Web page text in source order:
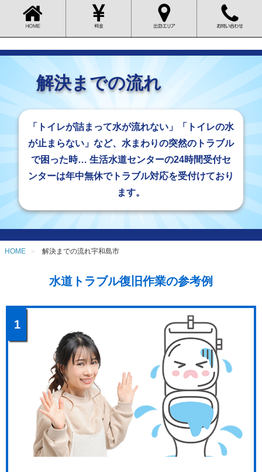
解決までの流れ
「トイレが詰まって水が流れない」「トイレの水
が止まらない」など、水まわりの突然のトラブル
で困った時… 生活水道センターの24時間受付セ
ンターは年中無休でトラブル対応を受付けており
ます。
HOME 解決までの流れ宇和島市
水道トラブル復旧作業の参考例
1